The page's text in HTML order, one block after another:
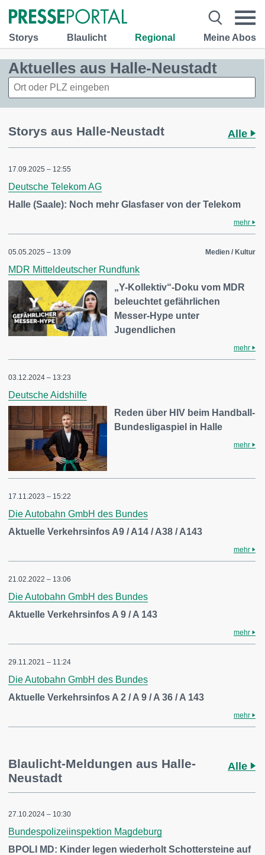
Storys Blaulicht Regional Meine Abos
Aktuelles aus Halle-Neustadt
Storys aus Halle-Neustadt Alle
17.09.2025 – 12:55
Deutsche Telekom AG
Halle (Saale): Noch mehr Glasfaser von der Telekom
mehr
05.05.2025 – 13:09 Medien / Kultur
MDR Mitteldeutscher Rundfunk
„Y-Kollektiv“-Doku vom MDR
beleuchtet gefährlichen
Messer-Hype unter
Jugendlichen
mehr
03.12.2024 – 13:23
Deutsche Aidshilfe
Reden über HIV beim Handball-
Bundesligaspiel in Halle
mehr
17.11.2023 – 15:22
Die Autobahn GmbH des Bundes
Aktuelle Verkehrsinfos A9 / A14 / A38 / A143
mehr
21.02.2022 – 13:06
Die Autobahn GmbH des Bundes
Aktuelle Verkehrsinfos A 9 / A 143
mehr
29.11.2021 – 11:24
Die Autobahn GmbH des Bundes
Aktuelle Verkehrsinfos A 2 / A 9 / A 36 / A 143
mehr
Blaulicht-Meldungen aus Halle-
Neustadt
Alle
27.10.2024 – 10:30
Bundespolizeiinspektion Magdeburg
BPOLI MD: Kinder legen wiederholt Schottersteine auf